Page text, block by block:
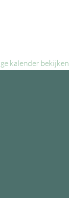
kalender bekijken